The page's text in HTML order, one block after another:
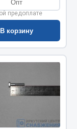
Опт
предоплате
В корзину